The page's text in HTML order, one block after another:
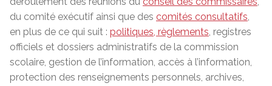
du comité exécutif ainsi que des comités consultatifs,
en plus de ce qui suit : politiques, règlements, registres
officiels et dossiers administratifs de la commission
scolaire, gestion de l’information, accès à l’information,
protection des renseignements personnels, archives,